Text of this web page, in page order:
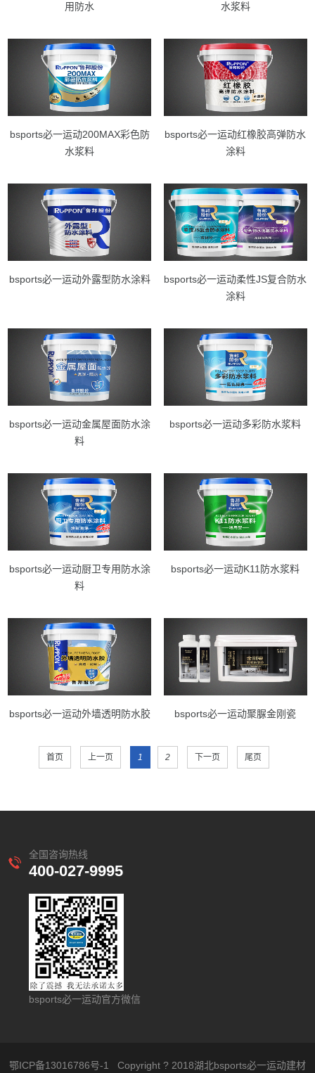
用防水
水浆料
bsports必一运动200MAX彩色防
水浆料
bsports必一运动红橡胶高弹防水
涂料
bsports必一运动外露型防水涂料
bsports必一运动柔性JS复合防水
涂料
bsports必一运动金属屋面防水涂
料
bsports必一运动多彩防水浆料
bsports必一运动厨卫专用防水涂
料
bsports必一运动K11防水浆料
bsports必一运动外墙透明防水胶 bsports必一运动聚脲金刚瓷
首页 上一页 1 2 下一页 尾页
全国咨询热线
400-027-9995
bsports必一运动官方微信
鄂ICP备13016786号-1 Copyright ? 2018湖北bsports必一运动建材